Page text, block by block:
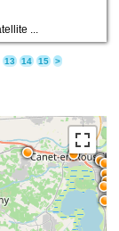
...
13 14 15 >